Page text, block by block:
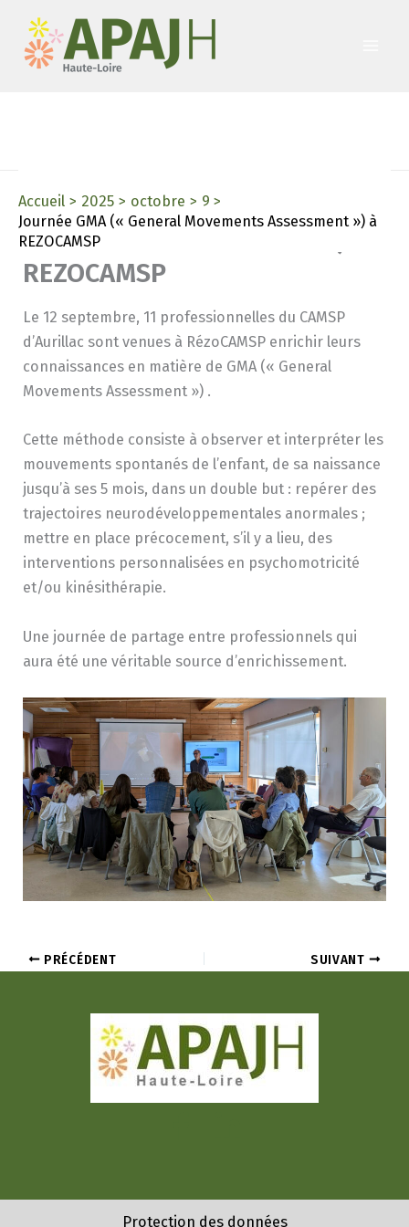
contenu
Accueil 2025 octobre
9
Journée GMA (« General Movements Assessment ») à
REZOCAMSP
Journée GMA (« General
Movements Assessment ») à
REZOCAMSP
Le 12 septembre, 11 professionnelles du CAMSP
d’Aurillac sont venues à RézoCAMSP enrichir leurs
connaissances en matière de GMA (« General
Movements Assessment ») .
Cette méthode consiste à observer et interpréter les
mouvements spontanés de l’enfant, de sa naissance
jusqu’à ses 5 mois, dans un double but : repérer des
trajectoires neurodéveloppementales anormales ;
mettre en place précocement, s’il y a lieu, des
interventions personnalisées en psychomotricité
et/ou kinésithérapie.
Une journée de partage entre professionnels qui
aura été une véritable source d’enrichissement.
PRÉCÉDENT SUIVANT
Protection des données